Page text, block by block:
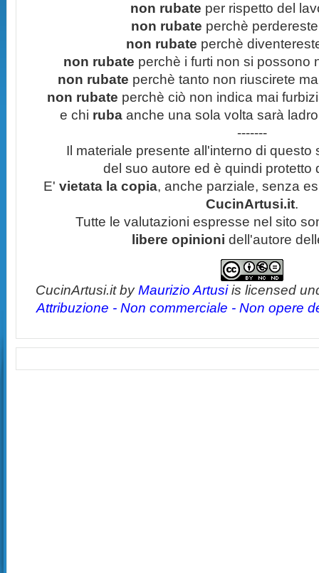
non rubate per rispetto del
non rubate perchè
non rubate perchè
non rubate perchè i furti non si possono
non rubate perchè tanto non riuscirete
non rubate perchè ciò non indica mai
e chi ruba anche una sola volta sarà
-------
Il materiale presente all'interno di questo
del suo autore ed è quindi protetto
E' vietata la copia, anche parziale, senza
CucinArtusi.it.
Tutte le valutazioni espresse nel sito
libere opinioni dell'autore
CucinArtusi.itbyMaurizio Artusiis licensed
Attribuzione - Non commerciale - Non opere